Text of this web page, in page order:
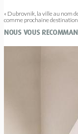
« Dubrovnik, la ville au nom
comme prochaine destination
NOUS VOUS